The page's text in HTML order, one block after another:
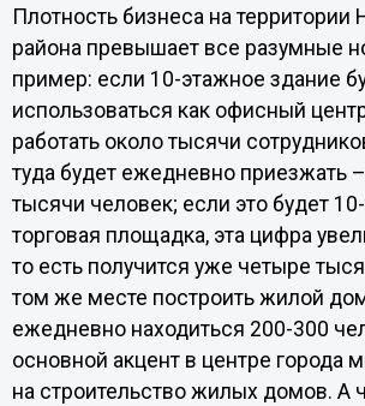
Плотность бизнеса на территории
района превышает все разумные
пример: если 10-этажное здание
использоваться как офисный
работать около тысячи
туда будет ежедневно приезжать
тысячи человек; если это будет
торговая площадка, эта цифра
то есть получится уже четыре
том же месте построить жилой
ежедневно находиться 200-300
основной акцент в центре города
на строительство жилых домов. А